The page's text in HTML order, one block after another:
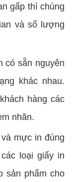
gấp thì chúng
và số lượng
có sẵn nguyên
khác nhau.
hàng các
nhãn.
mực in đúng
loại giấy in
sản phẩm cho